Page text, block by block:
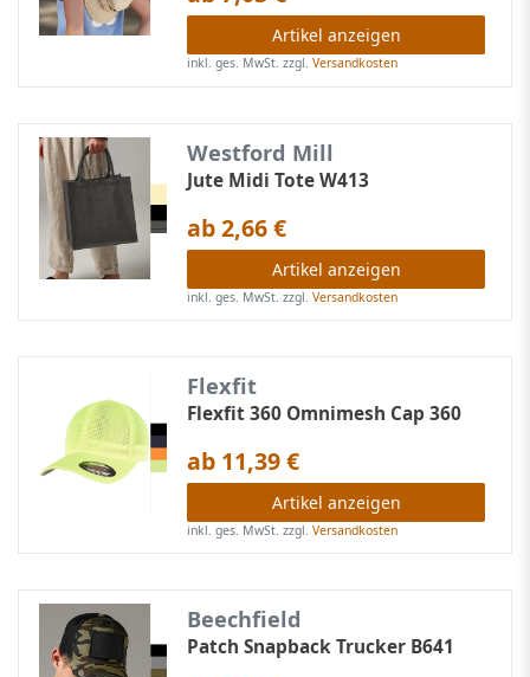
Artikel anzeigen
inkl. ges. MwSt. zzgl.Versandkosten
Westford Mill
Jute Midi Tote W413
ab 2,66 €
Artikel anzeigen
inkl. ges. MwSt. zzgl.Versandkosten
Flexfit
Flexfit 360 Omnimesh Cap 360
ab 11,39 €
Artikel anzeigen
inkl. ges. MwSt. zzgl.Versandkosten
Beechfield
Patch Snapback Trucker B641